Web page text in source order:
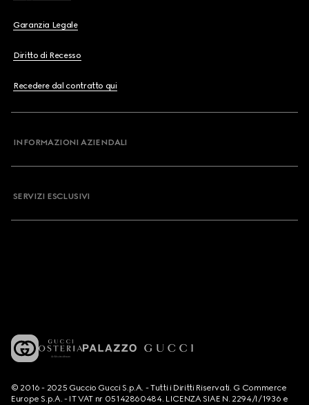
Garanzia Legale
Diritto di Recesso
Recedere dal contratto qui
INFORMAZIONI AZIENDALI
SERVIZI ESCLUSIVI
© 2016 - 2025 Guccio Gucci S.p.A. - Tutti i Diritti Riservati. G Commerce
Europe S.p.A. - IT VAT nr 05142860484. LICENZA SIAE N. 2294/I/1936 e